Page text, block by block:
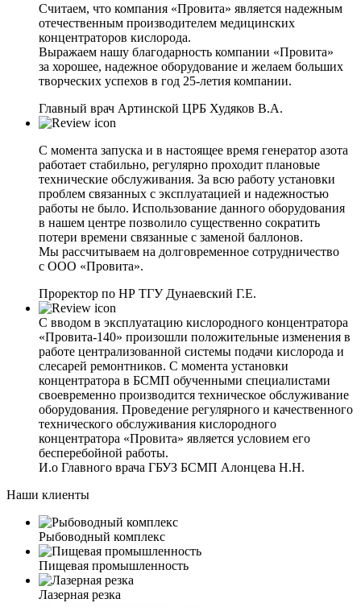
Считаем, что компания «Провита» является надежным
отечественным производителем медицинских
концентраторов кислорода.
Выражаем нашу благодарность компании «Провита»
за хорошее, надежное оборудование и желаем больших
творческих успехов в год 25-летия компании.
Главный врач Артинской ЦРБ Худяков В.А.
С момента запуска и в настоящее время генератор азота
работает стабильно, регулярно проходит плановые
технические обслуживания. За всю работу установки
проблем связанных с эксплуатацией и надежностью
работы не было. Использование данного оборудования
в нашем центре позволило существенно сократить
потери времени связанные с заменой баллонов.
Мы рассчитываем на долговременное сотрудничество
с ООО «Провита».
Проректор по НР ТГУ Дунаевский Г.Е.
С вводом в эксплуатацию кислородного концентратора
«Провита-140» произошли положительные изменения в
работе централизованной системы подачи кислорода и
слесарей ремонтников. С момента установки
концентратора в БСМП обученными специалистами
своевременно производится техническое обслуживание
оборудования. Проведение регулярного и качественного
технического обслуживания кислородного
концентратора «Провита» является условием его
бесперебойной работы.
И.о Главного врача ГБУЗ БСМП Алонцева Н.Н.
Наши клиенты
Рыбоводный комплекс
Пищевая промышленность
Лазерная резка